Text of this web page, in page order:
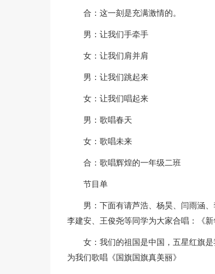
合：这一刻是充满激情的。
男：让我们手牵手
女：让我们肩并肩
男：让我们跳起来
女：让我们唱起来
男：歌唱春天
女：歌唱未来
合：歌唱辉煌的一年级二班
节目单
男：下面有请芦浩、杨昊、闫雨涵
李建安、王俊尧等同学为大家合唱：《新
女：我们的祖国是中国，五星红旗
为我们歌唱《国旗国旗真美丽》